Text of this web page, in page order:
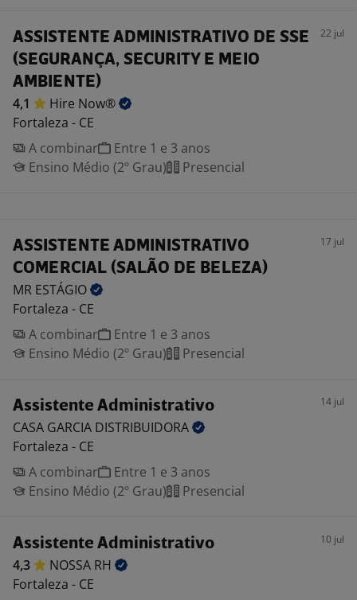
ASSISTENTE ADMINISTRATIVO DE SSE
(SEGURANÇA, SECURITY E MEIO
AMBIENTE)
22 jul
4,1 Hire Now®
Fortaleza - CE
A combinar
Entre 1 e 3 anos
Ensino Médio (2º Grau)
Presencial
ASSISTENTE ADMINISTRATIVO
COMERCIAL (SALÃO DE BELEZA)
17 jul
MR ESTÁGIO
Fortaleza - CE
A combinar
Entre 1 e 3 anos
Ensino Médio (2º Grau)
Presencial
Assistente Administrativo 14 jul
CASA GARCIA DISTRIBUIDORA
Fortaleza - CE
A combinar
Entre 1 e 3 anos
Ensino Médio (2º Grau)
Presencial
Assistente Administrativo 10 jul
4,3 NOSSA RH
Fortaleza - CE